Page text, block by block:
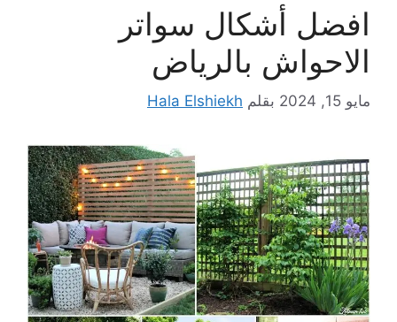
افضل أشكال سواتر
الاحواش بالرياض
مايو 15, 2024 بقلم Hala Elshiekh